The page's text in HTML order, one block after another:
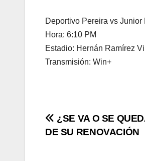
Deportivo Pereira vs Junior
Hora: 6:10 PM
Estadio: Hernán Ramírez
Transmisión: Win+
¿SE VA O SE
DE SU RENOVACIÓN